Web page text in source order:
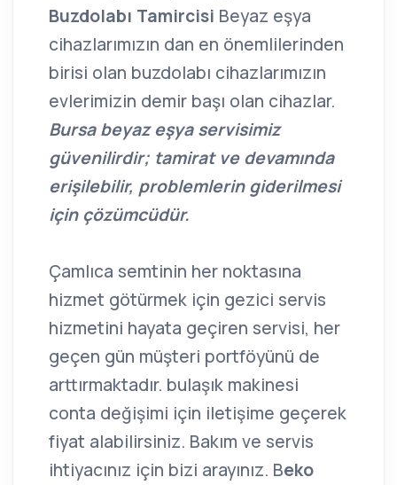
Buzdolabı Tamircisi Beyaz eşya
cihazlarımızın dan en önemlilerinden
birisi olan buzdolabı cihazlarımızın
evlerimizin demir başı olan cihazlar.
Bursa beyaz eşya servisimiz
güvenilirdir; tamirat ve devamında
erişilebilir, problemlerin giderilmesi
için çözümcüdür.
Çamlıca semtinin her noktasına
hizmet götürmek için gezici servis
hizmetini hayata geçiren servisi, her
geçen gün müşteri portföyünü de
arttırmaktadır. bulaşık makinesi
conta değişimi için iletişime geçerek
fiyat alabilirsiniz. Bakım ve servis
ihtiyacınız için bizi arayınız. Beko